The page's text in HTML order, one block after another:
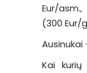
Eur/
(300 Eur/
Ausinukai
Kai